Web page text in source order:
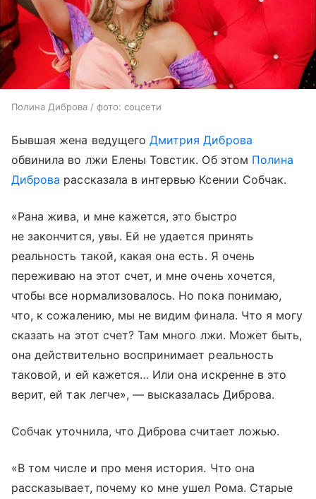
Полина Диброва / фото: соцсети
Бывшая жена ведущегоДмитрия Диброва
обвинила во лжи Елены Товстик. Об этом Полина
Диброва рассказала в интервью Ксении Собчак.
«Рана жива, и мне кажется, это быстро
не закончится, увы. Ей не удается принять
реальность такой, какая она есть. Я очень
переживаю на этот счет, и мне очень хочется,
чтобы все нормализовалось. Но пока понимаю,
что, к сожалению, мы не видим финала. Что я могу
сказать на этот счет? Там много лжи. Может быть,
она действительно воспринимает реальность
таковой, и ей кажется… Или она искренне в это
верит, ей так легче», — высказалась Диброва.
Собчак уточнила, что Диброва считает ложью.
«В том числе и про меня история. Что она
рассказывает, почему ко мне ушел Рома. Старые